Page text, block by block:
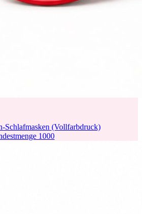
Schlafmasken (Vollfarbdruck)
1000